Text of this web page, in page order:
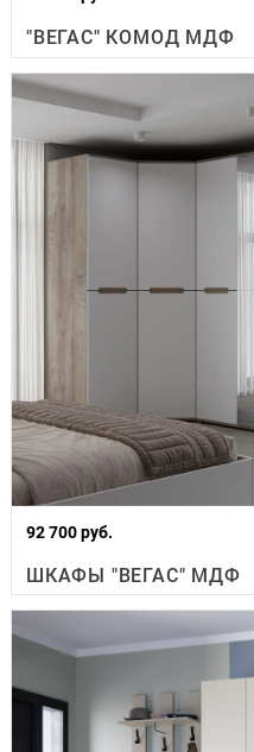
"ВЕГАС" КОМОД МДФ
92 700 руб.
ШКАФЫ "ВЕГАС" МДФ